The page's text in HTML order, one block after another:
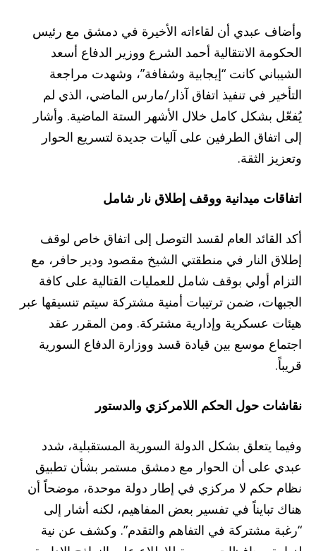
وأضاف عبدي أن لقاءاته الأخيرة في دمشق مع رئيس
الحكومة الانتقالية أحمد الشرع ووزير الدفاع أسعد
الشيباني كانت “إيجابية وشفافة”، وشهدت مراجعة
التأخير في تنفيذ اتفاق آذار/مارس الماضي، الذي لم
يُفعّل بشكل كامل خلال الأشهر الستة الماضية. وأشار
إلى اتفاق الطرفين على آليات جديدة لتسريع الحوار
وتعزيز الثقة.
اتفاقات ميدانية ووقف إطلاق نار شامل
أكد القائد العام لقسد التوصل إلى اتفاق خاص لوقف
إطلاق النار في منطقتي الشيخ مقصود ودير حافر، مع
التزام أولي بوقف شامل للعمليات القتالية على كافة
الجبهات، ضمن ترتيبات أمنية مشتركة سيتم تنسيقها عبر
هيئات عسكرية وإدارية مشتركة. ومن المقرر عقد
اجتماع موسع بين قيادة قسد ووزارة الدفاع السورية
قريباً.
نقاشات حول الحكم اللامركزي والدستور
وفيما يتعلق بشكل الدولة السورية المستقبلية، شدد
عبدي على أن الحوار مع دمشق مستمر بشأن تطبيق
نظام حكم لا مركزي في إطار دولة موحدة، موضحاً أن
هناك تبايناً في تفسير بعض المفاهيم، لكنه أشار إلى
“رغبة مشتركة في التفاهم والتقدم”. وكشف عن نية